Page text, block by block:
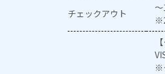
チェックアウト
※